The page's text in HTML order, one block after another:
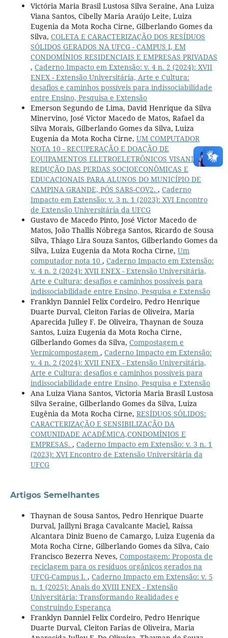
Victória Maria Brasil Lustosa Silva Seraine, Ana Luiza
Viana Santos, Cibelly Maria Araújo Leite, Luiza
Eugenia da Mota Rocha Cirne, Gilberlando Gomes da
Silva, COLETA E CARACTERIZAÇÃO DOS RESÍDUOS
SÓLIDOS GERADOS NA UFCG - CAMPUS I, EM
CONDOMÍNIOS RESIDENCIAIS E EMPRESAS PRIVADAS
, Caderno Impacto em Extensão: v. 4 n. 2 (2024): XVII
ENEX - Extensão Universitária, Arte e Cultura:
desafios e caminhos possíveis para indissociabilidade
entre Ensino, Pesquisa e Extensão
Emerson Segundo de Lima, David Henrique da Silva
Minervino, José Victor Macedo de Matos, Rafael da
Silva Morais, Gilberlando Gomes da Silva, Luiza
Eugenia da Mota Rocha Cirne, UM COMPUTADOR
NOTA 10 - RECUPERAÇÃO E DOAÇÃO DE
EQUIPAMENTOS ELETROELETRÔNICOS VISANDO
REDUÇÃO DAS PERDAS SOCIOECONÔMICAS E
EDUCACIONAIS PARA ALUNOS DO MUNICÍPIO DE
CAMPINA GRANDE, PÓS SARS-COV2. , Caderno
Impacto em Extensão: v. 3 n. 1 (2023): XVI Encontro
de Extensão Universitária da UFCG
Gustavo de Macedo Pinto, José Victor Macedo de
Matos, João Thallis Nóbrega Santos, Ricardo de Sousa
Silva, Thiago Lira Souza Santos, Gilberlando Gomes da
Silva, Luiza Eugenia da Mota Rocha Cirne, Um
computador nota 10 , Caderno Impacto em Extensão:
v. 4 n. 2 (2024): XVII ENEX - Extensão Universitária,
Arte e Cultura: desafios e caminhos possíveis para
indissociabilidade entre Ensino, Pesquisa e Extensão
Franklyn Danniel Felix Cordeiro, Pedro Henrique
Duarte Durval, Cleiton Farias de Oliveira, Maria
Aparecida Julley F. De Oliveira, Thaynan de Souza
Santos, Luiza Eugenia da Mota Rocha Cirne,
Gilberlando Gomes da Silva, Compostagem e
Vermicompostagem , Caderno Impacto em Extensão:
v. 4 n. 2 (2024): XVII ENEX - Extensão Universitária,
Arte e Cultura: desafios e caminhos possíveis para
indissociabilidade entre Ensino, Pesquisa e Extensão
Ana Luiza Viana Santos, Victoria Maria Brasil Lustosa
Silva Seraine, Gilberlando Gomes da Silva, Luiza
Eugênia da Mota Rocha Cirne, RESÍDUOS SÓLIDOS:
CARACTERIZAÇÃO E SENSIBILIZAÇÃO DA
COMUNIDADE ACADÊMICA,CONDOMÍNIOS E
EMPRESAS. , Caderno Impacto em Extensão: v. 3 n. 1
(2023): XVI Encontro de Extensão Universitária da
UFCG
Artigos Semelhantes
Thaynan de Sousa Santos, Pedro Henrique Duarte
Durval, Jaillyni Braga Cavalcante Maciel, Raíssa
Alcantara Diniz Bueno de Camargo, Luiza Eugenia da
Mota Rocha Cirne, Gilberlando Gomes da Silva, Caio
Francisco Bezerra Neves, Compostagem: Proposta de
reciclagem para os resíduos orgânicos gerados na
UFCG-Campus I. , Caderno Impacto em Extensão: v. 5
n. 1 (2025): Anais do XVIII ENEX - Extensão
Universitária: Transformando Realidades e
Construindo Esperança
Franklyn Danniel Felix Cordeiro, Pedro Henrique
Duarte Durval, Cleiton Farias de Oliveira, Maria